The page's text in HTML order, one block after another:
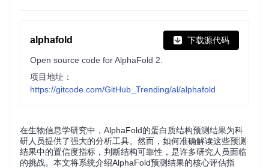
alphafold 下载源代码
Open source code for AlphaFold 2.
项目地址：
https://gitcode.com/GitHub_Trending/al/alphafold
在生物信息学研究中，AlphaFold的蛋白质结构预测结果为科
研人员提供了强大的分析工具。然而，如何准确解读这些预测
结果中的置信度指标，判断结构可靠性，是许多研究人员面临
的挑战。本文将系统介绍AlphaFold预测结果的核心评估指